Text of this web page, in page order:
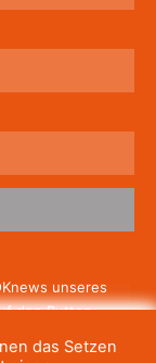
unseres
den Button
Sie unsere
das Setzen